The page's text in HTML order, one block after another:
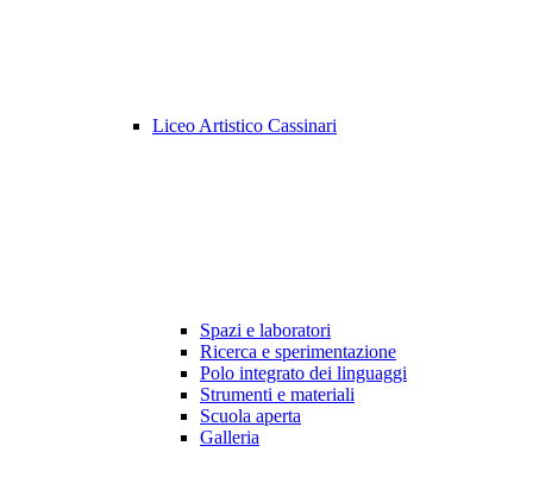
Liceo Artistico Cassinari
Spazi e laboratori
Ricerca e sperimentazione
Polo integrato dei linguaggi
Strumenti e materiali
Scuola aperta
Galleria